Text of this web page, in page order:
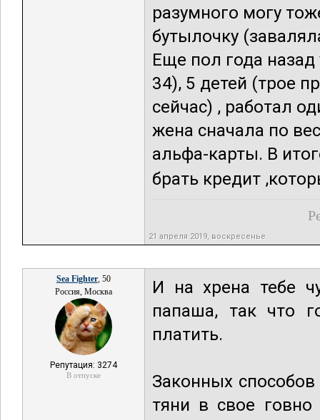
разумного могу
бутылочку
Еще пол года
34), 5 детей (трое
сейчас) , работал
жена сначала по
альфа-карты. В
брать кредит
21 апреля 2019, воскресенье
Sea Fighter, 50
Россия, Москва
Репутация: 3274
В отпуске
И на хрена тебе
папаша, так что
платить.
Законных
тяни в свое